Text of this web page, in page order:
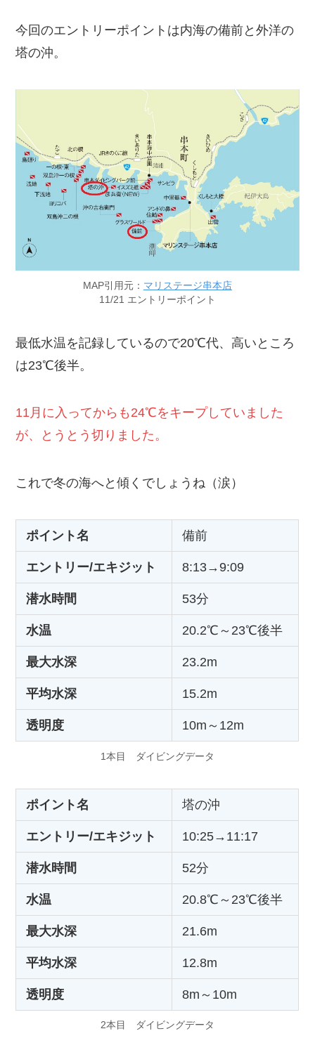
今回のエントリーポイントは内海の備前と外洋の
塔の沖。
MAP引用元： マリステージ串本店
11/21 エントリーポイント
最低水温を記録しているので20℃代、高いところ
は23℃後半。
11月に入ってからも24℃をキープしていました
が、とうとう切りました。
これで冬の海へと傾くでしょうね（涙）
ポイント名 備前
エントリー/エキジット 8:13→9:09
潜水時間 53分
水温 20.2℃～23℃後半
最大水深 23.2m
平均水深 15.2m
透明度 10m～12m
1本目 ダイビングデータ
ポイント名 塔の沖
エントリー/エキジット 10:25→11:17
潜水時間 52分
水温 20.8℃～23℃後半
最大水深 21.6m
平均水深 12.8m
透明度 8m～10m
2本目 ダイビングデータ